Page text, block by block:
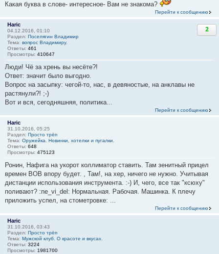
Какая буква в слове- интересное- Вам не знакома?
Перейти к сообщению
Haric
04.12.2016, 01:10
Раздел: Поселягин Владимир
Тема: вопрос Владимиру.
Ответы: 461
Просмотры: 410647
2
Люди! Чё за хрень вы несёте?!
Ответ: значит было выгодно.
Вопрос на засыпку: чегой-то, нас, в девяностые, на анклавы не
растянули?! ;-)
Вот и вся, сегодняшняя, политика...
Перейти к сообщению
Haric
31.10.2016, 05:25
Раздел: Просто трёп
Тема: Оружейка. Новинки, хотелки и пугалки.
Ответы: 648
Просмотры: 475123
Ронин, Нафига на укорот коллиматор ставить. Там зенитный прицел
времен ВОВ впору будет. , Там!, на хер, ничего не нужно. Учитывая
дистанции использования инструмента. :-) И, чего, все так "ксюху"
поливают? :ne_vi_del: Нормальная. Рабочая. Машинка. К плечу
приложить успел, на стометровке: ...
Перейти к сообщению
Haric
31.10.2016, 03:43
Раздел: Просто трёп
Тема: Мужской клуб. О красоте и вкусах.
Ответы: 3224
Просмотры: 1981700